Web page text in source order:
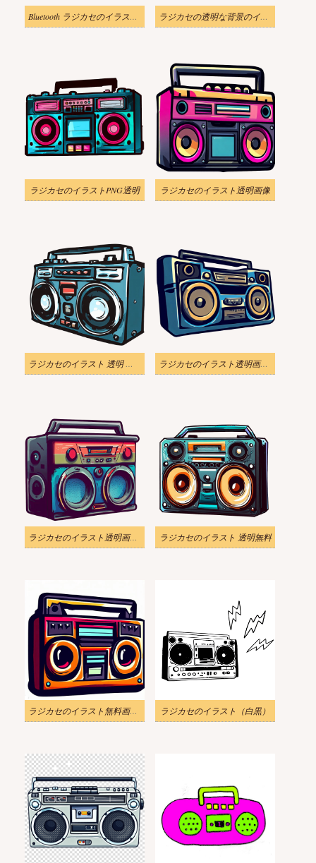
Bluetooth ラジカセのイラスト ダウンロード ラジカセの透明な背景のイラスト
ラジカセのイラストPNG透明 ラジカセのイラスト透明画像
ラジカセのイラスト 透明 ダウンロード ラジカセのイラスト透明画像 2
ラジカセのイラスト透明画像 3 ラジカセのイラスト 透明無料
ラジカセのイラスト無料画像 3 ラジカセのイラスト（白黒）